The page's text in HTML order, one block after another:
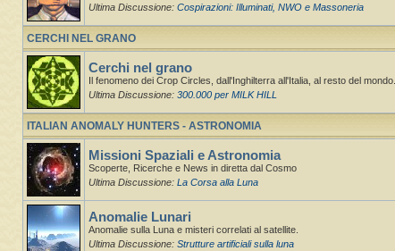
Ultima Discussione: Cospirazioni: Illuminati, NWO e Massoneria
CERCHI NEL GRANO
Cerchi nel grano
Il fenomeno dei Crop Circles, dall'Inghilterra all'Italia, al resto del mondo.
Ultima Discussione: 300.000 per MILK HILL
ITALIAN ANOMALY HUNTERS - ASTRONOMIA
Missioni Spaziali e Astronomia
Scoperte, Ricerche e News in diretta dal Cosmo
Ultima Discussione: La Corsa alla Luna
Anomalie Lunari
Anomalie sulla Luna e misteri correlati al satellite.
Ultima Discussione: Strutture artificiali sulla luna